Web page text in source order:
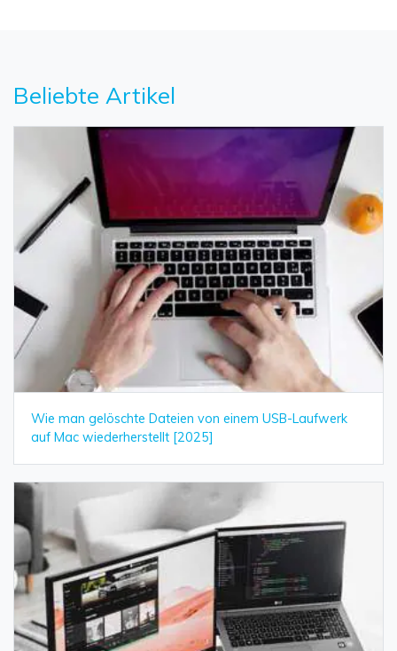
Beliebte Artikel
Wie man gelöschte Dateien von einem USB-Laufwerk
auf Mac wiederherstellt [2025]